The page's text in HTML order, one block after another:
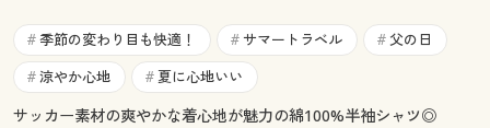
サポート
ご利用ガイド
よくある質問とお問い合わせ
# 季節の変わり目も快適！ # サマートラベル # 父の日
# 涼やか心地 # 夏に心地いい
サッカー素材の爽やかな着心地が魅力の綿100%半袖シャツ◎